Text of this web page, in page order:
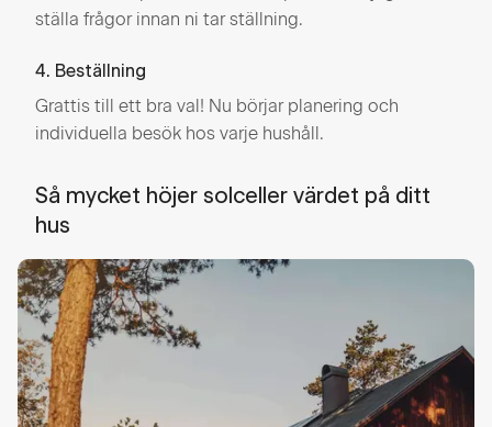
ställa frågor innan ni tar ställning.
4. Beställning
Grattis till ett bra val! Nu börjar planering och
individuella besök hos varje hushåll.
Så mycket höjer solceller värdet på ditt
hus